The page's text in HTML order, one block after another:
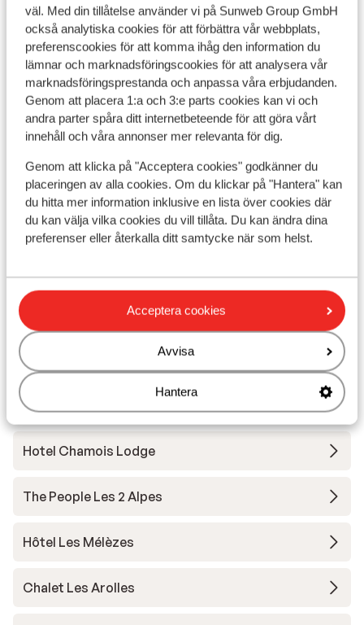
väl. Med din tillåtelse använder vi på Sunweb Group GmbH
också analytiska cookies för att förbättra vår webbplats,
preferenscookies för att komma ihåg den information du
lämnar och marknadsföringscookies för att analysera vår
marknadsföringsprestanda och anpassa våra erbjudanden.
Genom att placera 1:a och 3:e parts cookies kan vi och
andra parter spåra ditt internetbeteende för att göra vårt
innehåll och våra annonser mer relevanta för dig.
Genom att klicka på "Acceptera cookies" godkänner du
placeringen av alla cookies. Om du klickar på "Hantera" kan
du hitta mer information inklusive en lista över cookies där
du kan välja vilka cookies du vill tillåta. Du kan ändra dina
preferenser eller återkalla ditt samtycke när som helst.
Acceptera cookies
Avvisa
Hantera
Utrustning
Andra boenden i Les Deux Alpes
Hotel Serre Palas
Résidence Neige et Soleil
Résidence l'Alpeggio
Base Camp Lodge Les Deux Alpes
Hotel L'Orée des Pistes
Chalet Sandy
Hotel Chamois Lodge
The People Les 2 Alpes
Hôtel Les Mélèzes
Chalet Les Arolles